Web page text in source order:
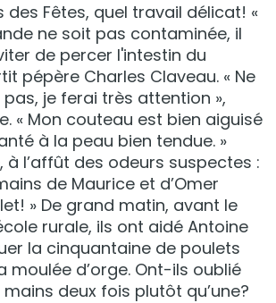
des Fêtes, quel travail délicat! «
ne soit pas contaminée, il
de percer l'intestin du
pépère Charles Claveau. « Ne
je ferai très attention »,
« Mon couteau est bien aiguisé
à la peau bien tendue. »
à l’affût des odeurs suspectes :
de Maurice et d’Omer
» De grand matin, avant le
rurale, ils ont aidé Antoine
la cinquantaine de poulets
moulée d’orge. Ont-ils oublié
deux fois plutôt qu’une?